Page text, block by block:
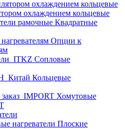
охлаждением кольцевые
Квадратные
Опции к
Cопловые
Кольцевые
Хомутовые
Плоские